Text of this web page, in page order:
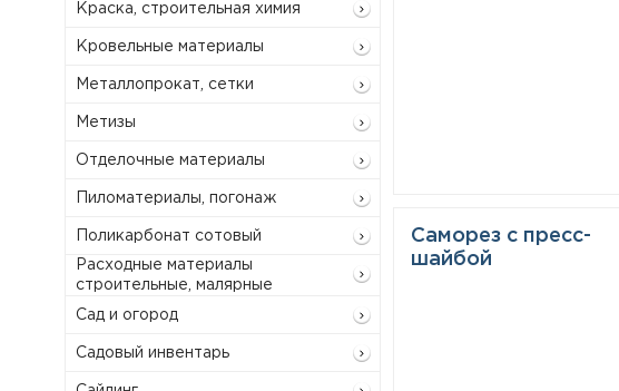
Краска, строительная химия
Кровельные материалы
Металлопрокат, сетки
Метизы
Отделочные материалы
Пиломатериалы, погонаж
Поликарбонат сотовый
Расходные материалы
строительные, малярные
Сад и огород
Садовый инвентарь
Саморез с пресс-
шайбой